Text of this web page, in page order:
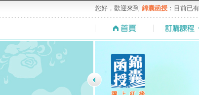
您好，歡迎來到 錦囊函授 ：目前已有